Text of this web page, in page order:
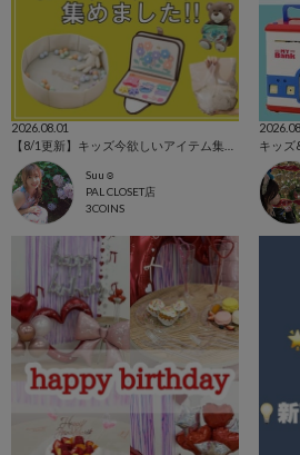
2026.08.01
Suu☺︎
PAL CLOSET店
3COINS
キッズ